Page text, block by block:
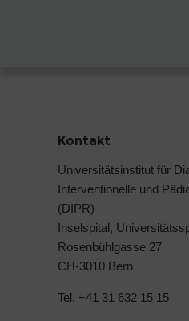
Kontakt
Universitätsinstitut für
Interventionelle und
(DIPR)
Inselspital,
Rosenbühlgasse 27
CH-3010 Bern
Tel. +41 31 632 15 15